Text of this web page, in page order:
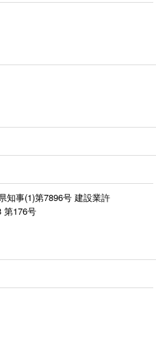
事(1)第7896号 建設業許
176号